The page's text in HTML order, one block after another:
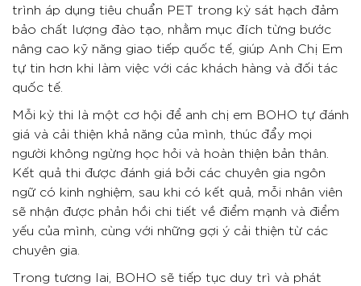
trình áp dụng tiêu chuẩn PET trong kỳ sát hạch đảm
bảo chất lượng đào tạo, nhằm mục đích từng bước
nâng cao kỹ năng giao tiếp quốc tế, giúp Anh Chị Em
tự tin hơn khi làm việc với các khách hàng và đối tác
quốc tế.
Mỗi kỳ thi là một cơ hội để anh chị em BOHO tự đánh
giá và cải thiện khả năng của mình, thúc đẩy mọi
người không ngừng học hỏi và hoàn thiện bản thân.
Kết quả thi được đánh giá bởi các chuyên gia ngôn
ngữ có kinh nghiệm, sau khi có kết quả, mỗi nhân viên
sẽ nhận được phản hồi chi tiết về điểm mạnh và điểm
yếu của mình, cùng với những gợi ý cải thiện từ các
chuyên gia.
Trong tương lai, BOHO sẽ tiếp tục duy trì và phát